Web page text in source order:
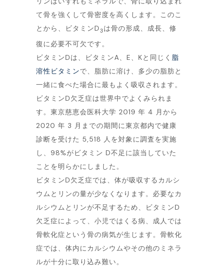
て骨を強くして骨密度を高くします。このこ
とから、ビタミンD3は骨の形成、成長、修
復に必要不可欠です。
ビタミンDは、ビタミンA、E、Kと同じく 脂
溶性ビタミンで、脂肪に溶け、多少の脂肪と
一緒に食べた場合に最もよく吸収されます。
ビタミンD欠乏症は世界中でよくみられま
す。東京慈恵会医科大学 2019 年 4 月から
2020 年 3 月までの期間に東京都内で健康
診断を受けた 5,518 人を対象に調査を実施
し、98%がビタミン D不足に該当していた
ことを明らかにしました。
ビタミンD欠乏症では、体が吸収するカルシ
ウムとリンの量が少なくなります。必要なカ
ルシウムとリンが不足するため、ビタミンD
欠乏症によって、小児ではくる病、成人では
骨軟化症という骨の病気が生じます。骨軟化
症では、体内にカルシウムやその他のミネラ
ルが十分に取り込み難い。